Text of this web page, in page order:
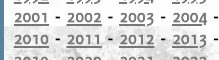
2001 - 2002 - 2003 - 2004
2010- 2011-2012-2013